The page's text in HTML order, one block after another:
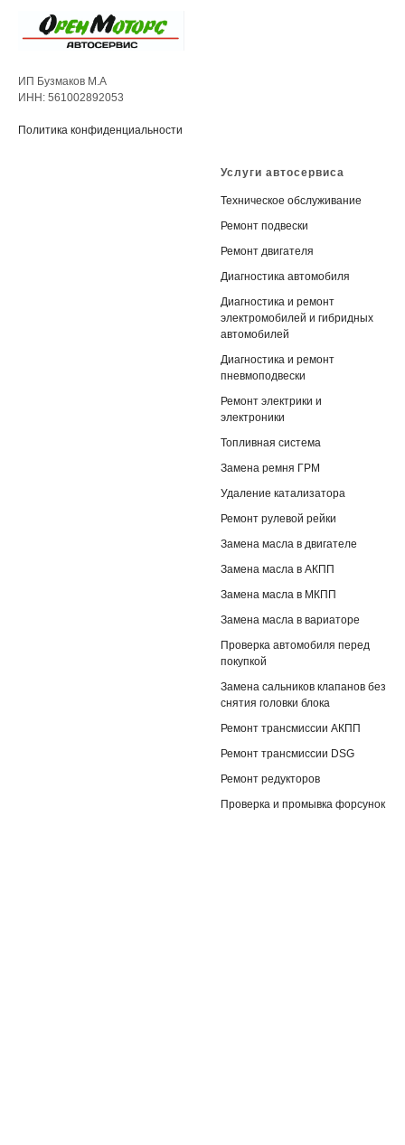
ИП Бузмаков М.А
ИНН: 561002892053
Политика конфиденциальности
Услуги автосервиса
Техническое обслуживание
Ремонт подвески
Ремонт двигателя
Диагностика автомобиля
Диагностика и ремонт
электромобилей и гибридных
автомобилей
Диагностика и ремонт
пневмоподвески
Ремонт электрики и
электроники
Топливная система
Замена ремня ГРМ
Удаление катализатора
Ремонт рулевой рейки
Замена масла в двигателе
Замена масла в АКПП
Замена масла в МКПП
Замена масла в вариаторе
Проверка автомобиля перед
покупкой
Замена сальников клапанов без
снятия головки блока
Ремонт трансмиссии АКПП
Ремонт трансмиссии DSG
Ремонт редукторов
Проверка и промывка форсунок